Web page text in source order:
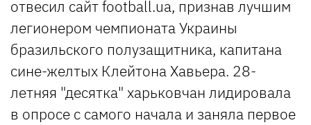
отвесил сайт football.ua, признав лучшим
легионером чемпионата Украины
бразильского полузащитника, капитана
сине-желтых Клейтона Хавьера. 28-
летняя "десятка" харьковчан лидировала
в опросе с самого начала и заняла первое